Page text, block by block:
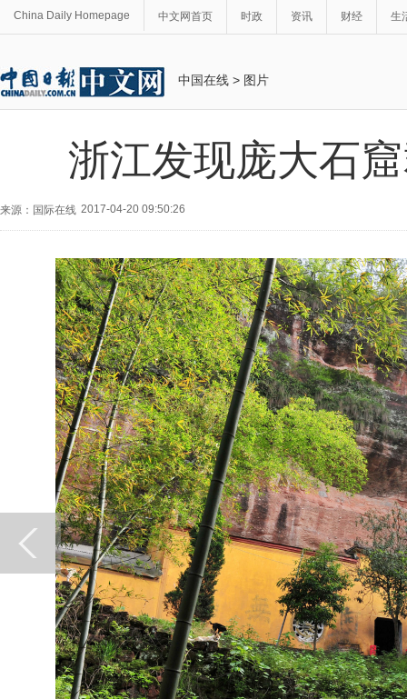
China Daily Homepage 中文网首页 时政 资讯 财经 生
中国在线 > 图片
浙江发现庞大石
来源：国际在线 2017-04-20 09:50:26